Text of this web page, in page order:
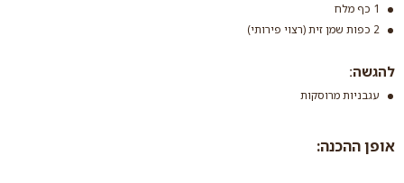
קמח לחם
1 כף מלח
2 כפות שמן זית (רצוי פירותי)
להגשה:
עגבניות מרוסקות
אופן ההכנה: